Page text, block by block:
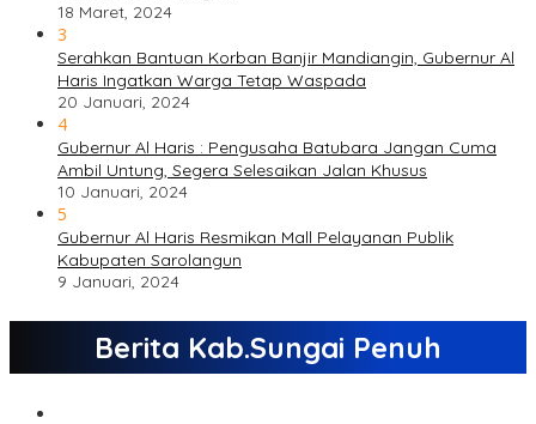
18 Maret, 2024
3
Serahkan Bantuan Korban Banjir Mandiangin, Gubernur Al
Haris Ingatkan Warga Tetap Waspada
20 Januari, 2024
4
Gubernur Al Haris : Pengusaha Batubara Jangan Cuma
Ambil Untung, Segera Selesaikan Jalan Khusus
10 Januari, 2024
5
Gubernur Al Haris Resmikan Mall Pelayanan Publik
Kabupaten Sarolangun
9 Januari, 2024
Berita Kab.Sungai Penuh